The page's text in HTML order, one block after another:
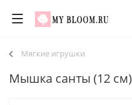
Мягкие игрушки
Мышка санты (12 см)